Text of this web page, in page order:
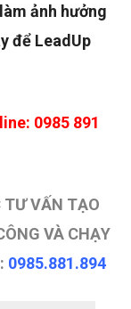
ảnh hưởng
để LeadUp
0985 891
TƯ VẤN TẠO
VÀ CHẠY
0985.881.894